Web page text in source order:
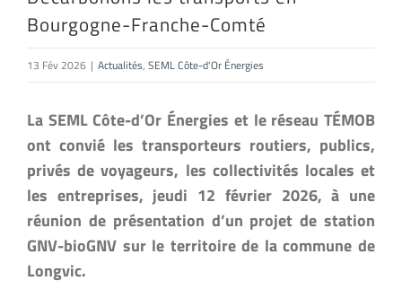
Bourgogne-Franche-Comté
13 Fév 2026 | Actualités, SEML Côte-d'Or Énergies
La SEML Côte-d’Or Énergies et le réseau TÉMOB
ont convié les transporteurs routiers, publics,
privés de voyageurs, les collectivités locales et
les entreprises, jeudi 12 février 2026, à une
réunion de présentation d’un projet de station
GNV-bioGNV sur le territoire de la commune de
Longvic.